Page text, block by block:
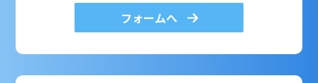
フォームへ